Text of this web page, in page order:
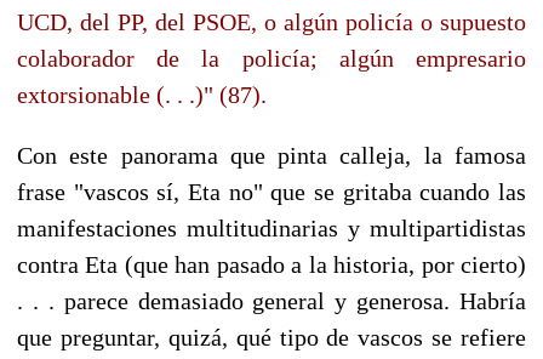
UCD, del PP, del PSOE, o algún policía o supuesto
colaborador de la policía; algún empresario
extorsionable (. . .)" (87).
Con este panorama que pinta calleja, la famosa
frase "vascos sí, Eta no" que se gritaba cuando las
manifestaciones multitudinarias y multipartidistas
contra Eta (que han pasado a la historia, por cierto)
. . . parece demasiado general y generosa. Habría
que preguntar, quizá, qué tipo de vascos se refiere